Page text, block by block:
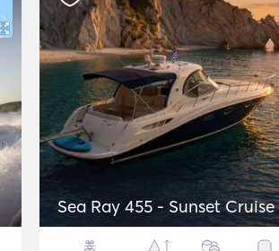
Sea Ray 455 - Sunset Cruise